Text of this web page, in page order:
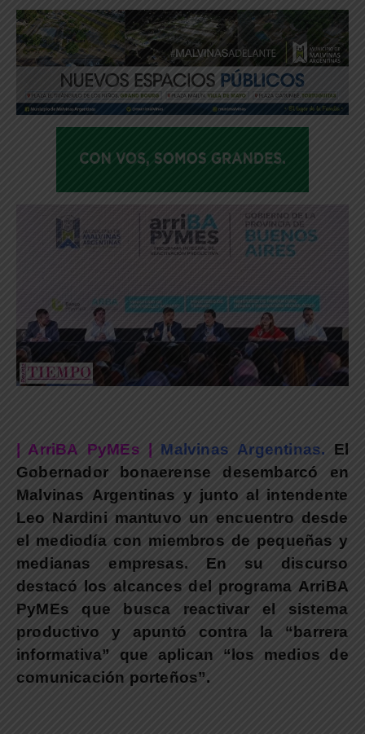
ArriBA PyMEs | Malvinas Argentinas. El
Gobernador bonaerense desembarcó en
Malvinas Argentinas y junto al intendente
Leo Nardini mantuvo un encuentro desde
el mediodía con miembros de pequeñas y
medianas empresas. En su discurso
destacó los alcances del programa ArriBA
PyMEs que busca reactivar el sistema
productivo y apuntó contra la “barrera
informativa” que aplican “los medios de
comunicación porteños”.